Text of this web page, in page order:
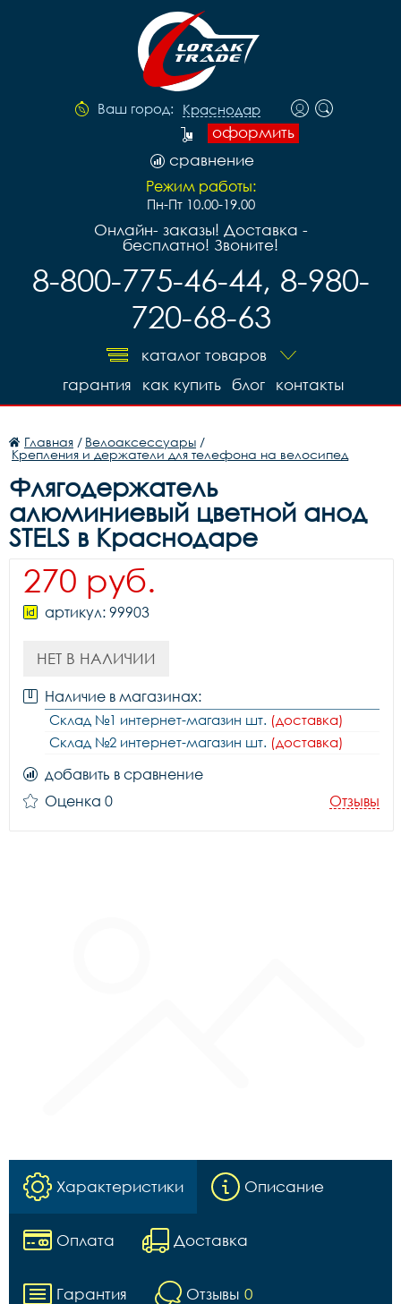
Ваш город: Краснодар
оформить
сравнение
Режим работы:
Пн-Пт 10.00-19.00
Онлайн- заказы! Доставка -
бесплатно! Звоните!
8-800-775-46-44, 8-980-
720-68-63
каталог товаров
контакты
блог
как купить
гарантия
Главная / Велоаксессуары /
Крепления и держатели для телефона на велосипед
Флягодержатель
алюминиевый цветной анод
STELS в Краснодаре
270 руб.
артикул: 99903
НЕТ В НАЛИЧИИ
Наличие в магазинах:
Склад №1 интернет-магазин шт. (доставка)
Склад №2 интернет-магазин шт. (доставка)
добавить в сравнение
Оценка 0
Отзывы
Характеристики Описание
Оплата Доставка
Гарантия Отзывы 0